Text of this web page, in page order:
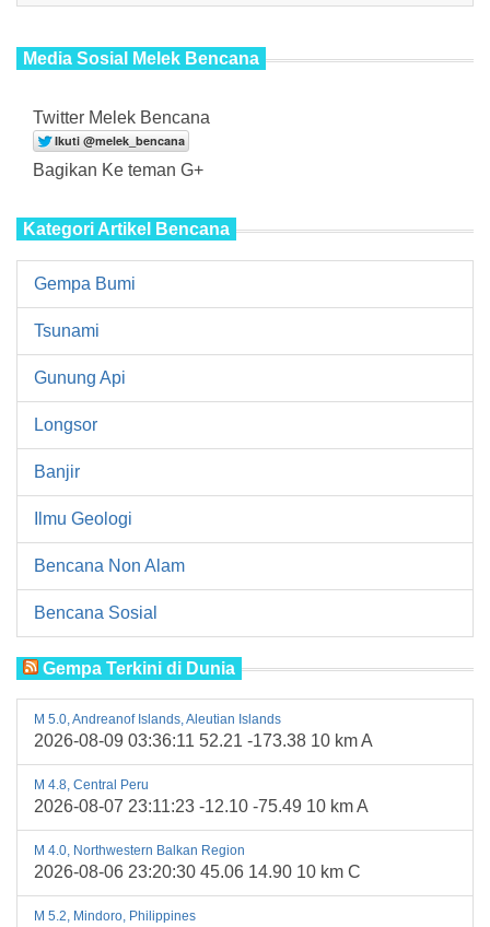
Media Sosial Melek Bencana
Twitter Melek Bencana
Bagikan Ke teman G+
Kategori Artikel Bencana
Gempa Bumi
Tsunami
Gunung Api
Longsor
Banjir
Ilmu Geologi
Bencana Non Alam
Bencana Sosial
Gempa Terkini di Dunia
M 5.0, Andreanof Islands, Aleutian Islands
2026-08-09 03:36:11 52.21 -173.38 10 km A
M 4.8, Central Peru
2026-08-07 23:11:23 -12.10 -75.49 10 km A
M 4.0, Northwestern Balkan Region
2026-08-06 23:20:30 45.06 14.90 10 km C
M 5.2, Mindoro, Philippines